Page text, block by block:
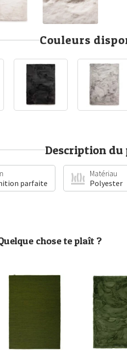
Couleurs
Description
parfaite
Matériau
Polyester
chose te plaît ?